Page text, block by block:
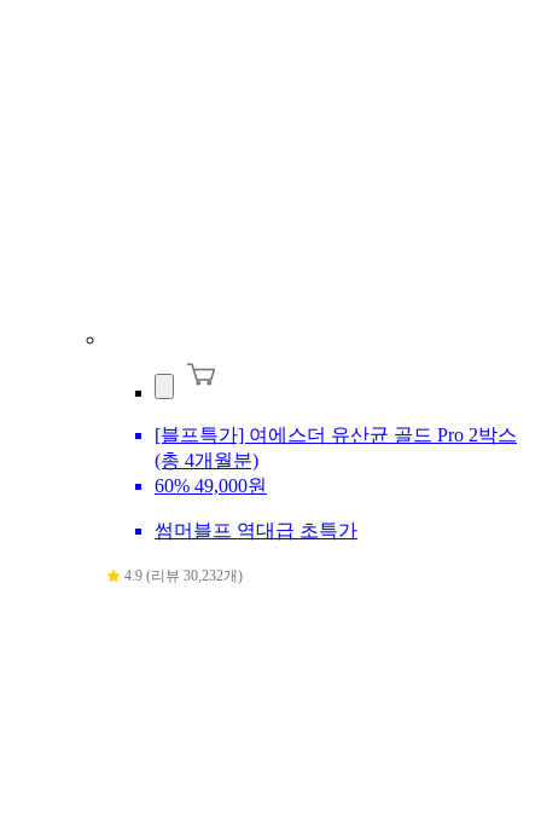
[블프특가] 여에스더 유산균 골드 Pro 2박스
(총 4개월분)
60% 49,000원
썸머블프 역대급 초특가
4.9 (리뷰 30,232개)